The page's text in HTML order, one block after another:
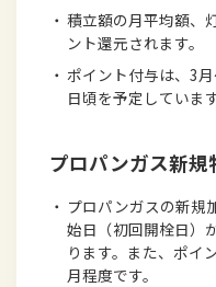
・ 積立額の月平均額、
ント還元されます。
・ ポイント付与は、3
日頃を予定しています
プロパンガス新規
・ プロパンガスの新規
始日（初回開栓日）
ります。また、ポイ
月程度です。